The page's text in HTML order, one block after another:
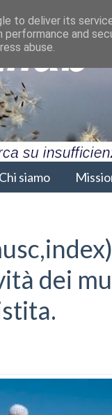
Chi siamo
dei
to deliver its
performance and
abuse.